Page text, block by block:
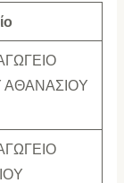
ΑΘΑΝΑΣΙΟΥ